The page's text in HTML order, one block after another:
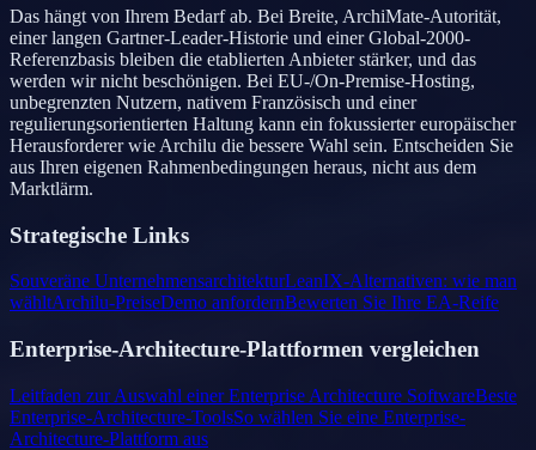
Das hängt von Ihrem Bedarf ab. Bei Breite, ArchiMate-Autorität,
einer langen Gartner-Leader-Historie und einer Global-2000-
Referenzbasis bleiben die etablierten Anbieter stärker, und das
werden wir nicht beschönigen. Bei EU-/On-Premise-Hosting,
unbegrenzten Nutzern, nativem Französisch und einer
regulierungsorientierten Haltung kann ein fokussierter europäischer
Herausforderer wie Archilu die bessere Wahl sein. Entscheiden Sie
aus Ihren eigenen Rahmenbedingungen heraus, nicht aus dem
Marktlärm.
Strategische Links
Souveräne UnternehmensarchitekturLeanIX-Alternativen: wie man
wähltArchilu-PreiseDemo anfordernBewerten Sie Ihre EA-Reife
Enterprise-Architecture-Plattformen vergleichen
Leitfaden zur Auswahl einer Enterprise Architecture SoftwareBeste
Enterprise-Architecture-ToolsSo wählen Sie eine Enterprise-
Architecture-Plattform aus